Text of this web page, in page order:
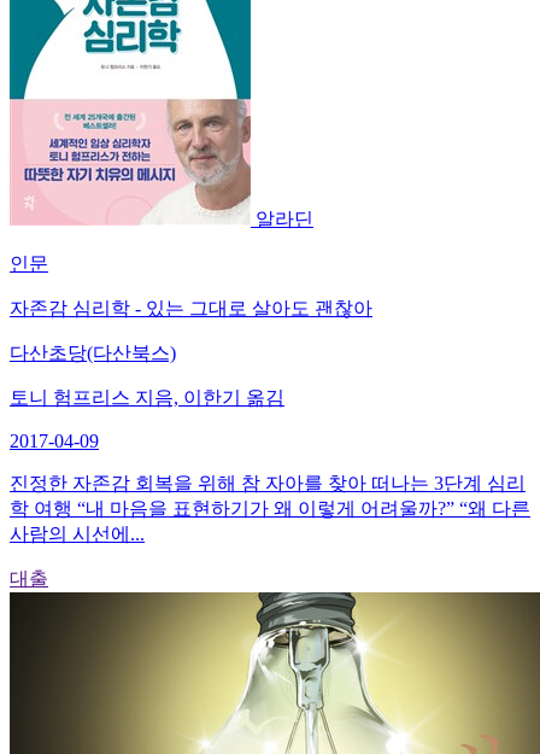
알라딘
인문
자존감 심리학 - 있는 그대로 살아도 괜찮아
다산초당(다산북스)
토니 험프리스 지음, 이한기 옮김
2017-04-09
진정한 자존감 회복을 위해 참 자아를 찾아 떠나는 3단계 심리
학 여행 “내 마음을 표현하기가 왜 이렇게 어려울까?” “왜 다른
사람의 시선에...
대출